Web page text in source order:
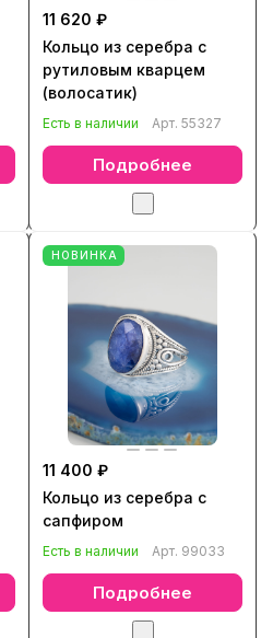
11 620 ₽
Кольцо из серебра с
рутиловым кварцем
(волосатик)
Есть в наличии Арт. 55327
Подробнее
НОВИНКА
11 400 ₽
Кольцо из серебра с
сапфиром
Есть в наличии Арт. 99033
Подробнее